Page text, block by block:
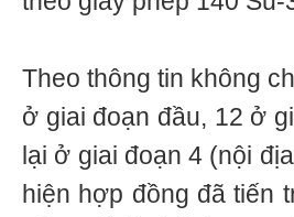
Theo thông tin không
ở giai đoạn đầu, 12 ở
lại ở giai đoạn 4 (nội
hiện hợp đồng đã tiến